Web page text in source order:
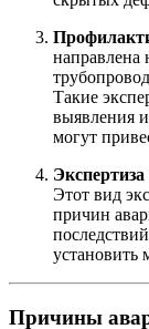
направлена
Такие
выявления
могут
Этот вид
причин
установить
Причины